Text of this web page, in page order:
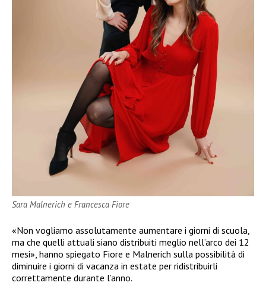
Sara Malnerich e Francesca Fiore
«Non vogliamo assolutamente aumentare i giorni di scuola,
ma che quelli attuali siano distribuiti meglio nell’arco dei 12
mesi», hanno spiegato Fiore e Malnerich sulla possibilità di
diminuire i giorni di vacanza in estate per ridistribuirli
correttamente durante l’anno.